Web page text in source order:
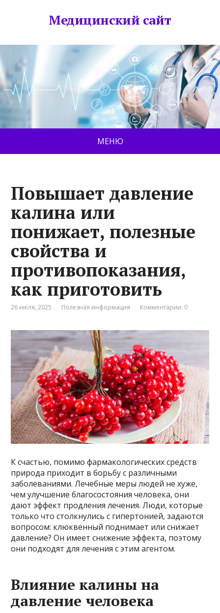
Медицинский сайт
МЕНЮ
Повышает давление
калина или
понижает, полезные
свойства и
противопоказания,
как приготовить
26 июля, 2025 Полезная информация Комментарии: 0
К счастью, помимо фармакологических средств
природа приходит в борьбу с различными
заболеваниями. Лечебные меры людей не хуже,
чем улучшение благосостояния человека, они
дают эффект продления лечения. Люди, которые
только что столкнулись с гипертонией, задаются
вопросом: клюквенный поднимает или снижает
давление? Он имеет снижение эффекта, поэтому
они подходят для лечения с этим агентом.
Влияние калины на
давление человека